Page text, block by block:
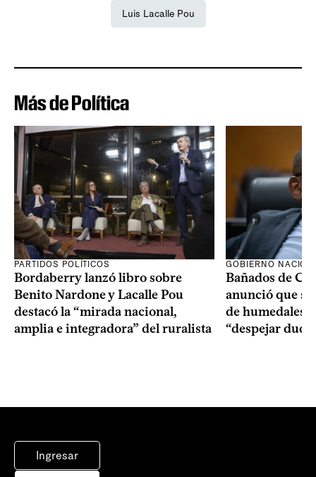
Luis Lacalle Pou
Más de Política
PARTIDOS POLÍTICOS
Bordaberry lanzó libro sobre
Benito Nardone y Lacalle Pou
destacó la “mirada nacional,
amplia e integradora” del ruralista
GOBIERNO
Bañados de
anunció que
de humedales
“despejar
Ingresar